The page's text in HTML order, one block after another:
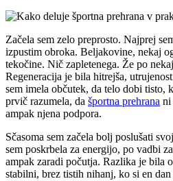
Začela sem zelo preprosto. Najprej
izpustim obroka. Beljakovine, nekaj
tekočine. Nič zapletenega. Že po
Regeneracija je bila hitrejša,
sem imela občutek, da telo dobi tisto,
prvič razumela, da športna prehrana ni
ampak njena podpora.
Sčasoma sem začela bolj poslušati
sem poskrbela za energijo, po vadbi
ampak zaradi počutja. Razlika je bila
stabilni, brez tistih nihanj, ko si en